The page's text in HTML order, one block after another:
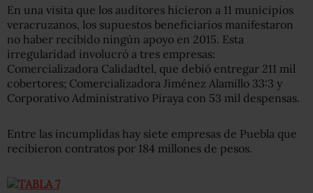
En una visita que los auditores hicieron a 11 municipios
veracruzanos, los supuestos beneficiarios manifestaron
no haber recibido ningún apoyo en 2015. Esta
irregularidad involucró a tres empresas:
Comercializadora Calidadtel, que debió entregar 211 mil
cobertores; Comercializadora Jiménez Alamillo 33:3 y
Corporativo Administrativo Piraya con 53 mil despensas.
Entre las incumplidas hay siete empresas de Puebla que
recibieron contratos por 184 millones de pesos.